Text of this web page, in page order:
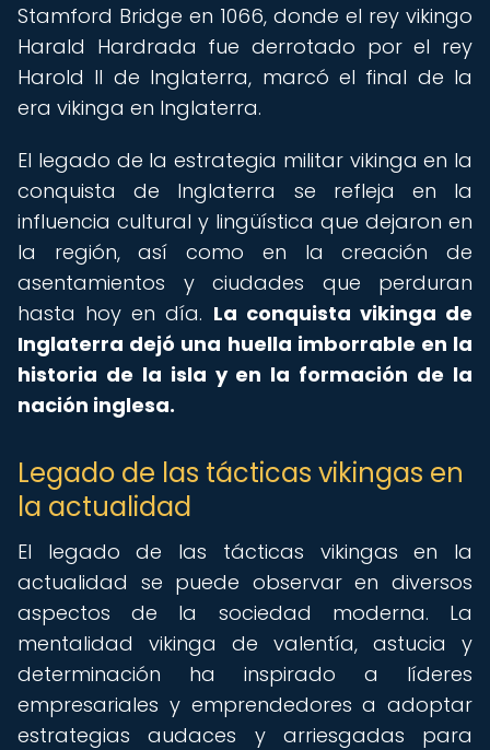
Stamford Bridge en 1066, donde el rey vikingo
Harald Hardrada fue derrotado por el rey
Harold II de Inglaterra, marcó el final de la
era vikinga en Inglaterra.
El legado de la estrategia militar vikinga en la
conquista de Inglaterra se refleja en la
influencia cultural y lingüística que dejaron en
la región, así como en la creación de
asentamientos y ciudades que perduran
hasta hoy en día. La conquista vikinga de
Inglaterra dejó una huella imborrable en la
historia de la isla y en la formación de la
nación inglesa.
Legado de las tácticas vikingas en
la actualidad
El legado de las tácticas vikingas en la
actualidad se puede observar en diversos
aspectos de la sociedad moderna. La
mentalidad vikinga de valentía, astucia y
determinación ha inspirado a líderes
empresariales y emprendedores a adoptar
estrategias audaces y arriesgadas para